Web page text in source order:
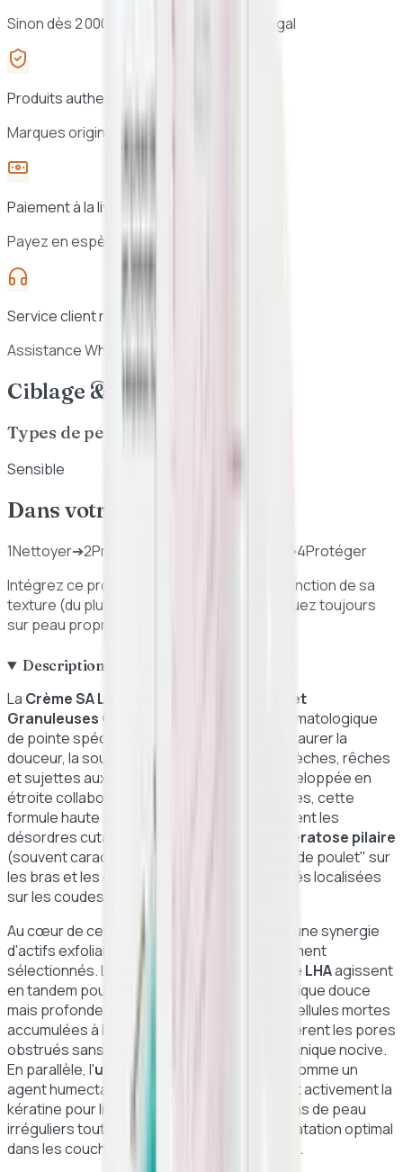
Sinon dès 2 000 F CFA · 24h à 48h au Sénégal
Produits authentiques
Marques originales, sélection vérifiée
Paiement à la livraison
Payez en espèces à la réception
Service client réactif
Assistance WhatsApp 7j/7
Ciblage & Bénéfices
Types de peau ciblés
Sensible
Dans votre routine beauté
1Nettoyer➔2Préparer ➔4Protéger
Intégrez ce produit dans votre routine en fonction de sa
texture (du plus léger au plus épais). Appliquez toujours
sur peau propre.
Description détaillée
La Crème SA Lissante Peaux Rugueuses et
Granuleuses CeraVe 177ml
est un soin dermatologique
de pointe spécifiquement élaboré pour restaurer la
douceur, la souplesse et l'éclat des peaux sèches, rêches
et sujettes aux irrégularités de texture. Développée en
étroite collaboration avec des dermatologues, cette
formule haute performance cible efficacement les
désordres cutanés complexes tels que la
kératose pilaire
(souvent caractérisée par un aspect "peau de poulet" sur
les bras et les cuisses) ainsi que les rugosités localisées
sur les coudes, les genoux ou les talons.
Au cœur de cette formule innovante réside une synergie
d'actifs exfoliants et hydratants rigoureusement
sélectionnés. L'
acide salicylique (BHA) et le LHAagissent
en tandem pour réaliser une exfoliation chimique douce
mais profonde. Ils éliminent en douceur les cellules mortes
accumulées à la surface de l'épiderme et libèrent les pores
obstrués sans aucune action abrasive mécanique nocive.
En parallèle, l'urée concentrée à 10%
agit comme un
agent humectant ultra-puissant : elle ramollit activement la
kératine pour lisser instantanément les grains de peau
irréguliers tout en maintenant un taux d'hydratation optimal
dans les couches supérieures de l'épiderme.